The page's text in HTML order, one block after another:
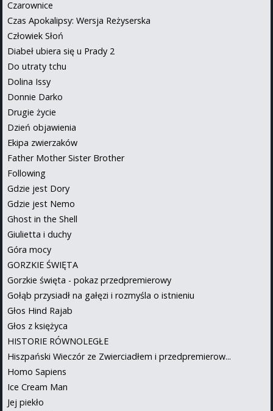
Czarownice
Czas Apokalipsy: Wersja Reżyserska
Człowiek Słoń
Diabeł ubiera się u Prady 2
Do utraty tchu
Dolina Issy
Donnie Darko
Drugie życie
Dzień objawienia
Ekipa zwierzaków
Father Mother Sister Brother
Following
Gdzie jest Dory
Gdzie jest Nemo
Ghost in the Shell
Giulietta i duchy
Góra mocy
GORZKIE ŚWIĘTA
Gorzkie święta - pokaz przedpremierowy
Gołąb przysiadł na gałęzi i rozmyśla o istnieniu
Głos Hind Rajab
Głos z księżyca
HISTORIE RÓWNOLEGŁE
Hiszpański Wieczór ze Zwierciadłem i przedpremierow...
Homo Sapiens
Ice Cream Man
Jej piekło